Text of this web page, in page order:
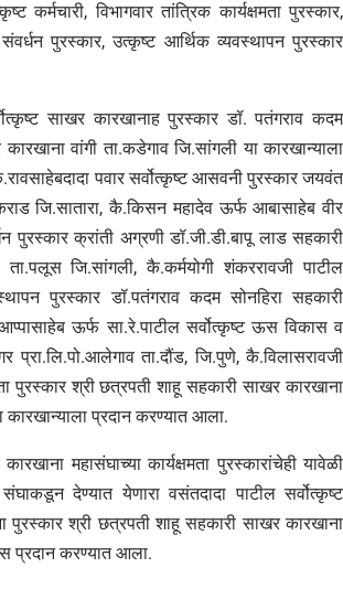
विभागवार तांत्रिक कार्यक्षमता पुरस्कार,
पुरस्कार, उत्कृष्ट आर्थिक व्यवस्थापन पुरस्कार
साखर कारखानाह पुरस्कार डॉ. पतंगराव कदम
वांगी ता.कडेगाव जि.सांगली या कारखान्याला
पवार सर्वोत्कृष्ट आसवनी पुरस्कार जयवंत
जि.सातारा, कै.किसन महादेव ऊर्फ आबासाहेब वीर
पुरस्कार क्रांती अग्रणी डॉ.जी.डी.बापू लाड सहकारी
जि.सांगली, कै.कर्मयोगी शंकररावजी पाटील
पुरस्कार डॉ.पतंगराव कदम सोनहिरा सहकारी
ऊर्फ सा.रे.पाटील सर्वोत्कृष्ट ऊस विकास व
प्रा.लि.पो.आलेगाव ता.दौंड, जि.पुणे, कै.विलासरावजी
पुरस्कार श्री छत्रपती शाहू सहकारी साखर कारखाना
कारखान्याला प्रदान करण्यात आला.
महासंघाच्या कार्यक्षमता पुरस्कारांचेही यावेळी
देण्यात येणारा वसंतदादा पाटील सर्वोत्कृष्ट
पुरस्कार श्री छत्रपती शाहू सहकारी साखर कारखाना
प्रदान करण्यात आला.